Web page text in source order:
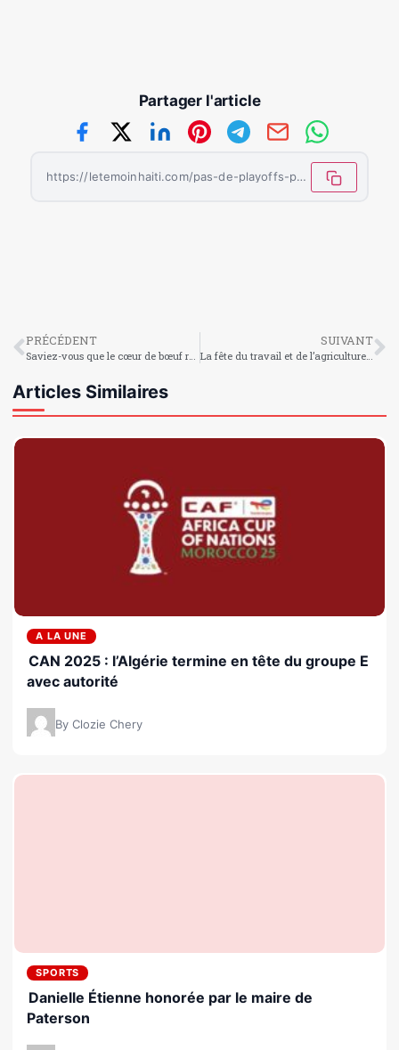
Partager l'article
https://letemoinhaiti.com/pas-de-playoffs-pour-les-los-angeles-lakers/
PRÉCÉDENT
Saviez-vous que le cœur de bœuf regorge de bienfaits pour la santé ?
SUIVANT
La fête du travail et de l’agriculture en Haïti : Kouzen Zaka, symbole de la dignité paysanne
Articles Similaires
A LA UNE
CAN 2025 : l’Algérie termine en tête du groupe E
avec autorité
By Clozie Chery
SPORTS
Danielle Étienne honorée par le maire de
Paterson